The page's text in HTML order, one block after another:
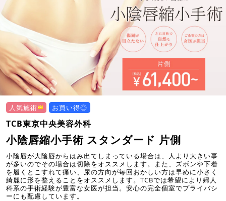
人気施術 お買い得◎
TCB東京中央美容外科
小陰唇縮小手術 スタンダード 片側
小陰唇が大陰唇からはみ出てしまっている場合は、人より大きい事
が多いのでその場合は切除をオススメします。また、ズボンや下着
を履くとこすれて痛い、尿の方向が毎回おかしい方は早めに小さく
綺麗に形を整えることをオススメします。TCBでは希望により婦人
科系の手術経験が豊富な女医が担当。安心の完全個室でプライバシ
ーにも配慮しています。